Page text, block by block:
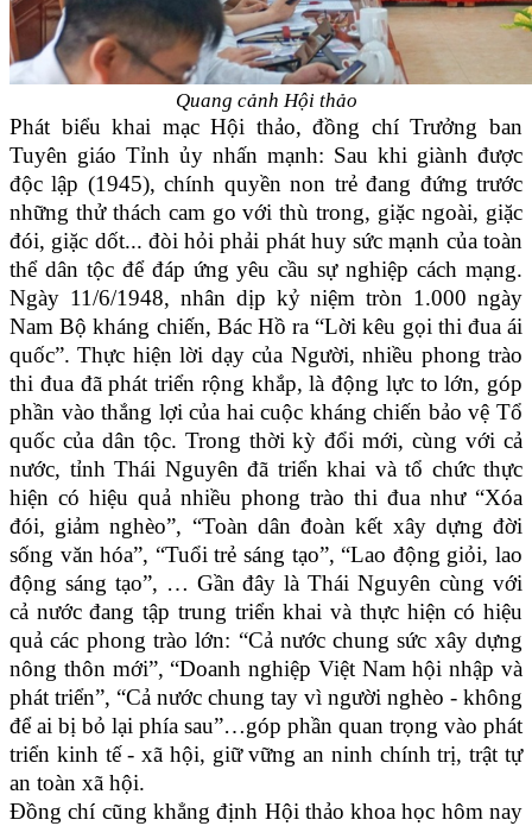
Quang cảnh Hội thảo
Phát biểu khai mạc Hội thảo, đồng chí Trưởng ban
Tuyên giáo Tỉnh ủy nhấn mạnh: Sau khi giành được
độc lập (1945), chính quyền non trẻ đang đứng trước
những thử thách cam go với thù trong, giặc ngoài, giặc
đói, giặc dốt... đòi hỏi phải phát huy sức mạnh của toàn
thể dân tộc để đáp ứng yêu cầu sự nghiệp cách mạng.
Ngày 11/6/1948, nhân dịp kỷ niệm tròn 1.000 ngày
Nam Bộ kháng chiến, Bác Hồ ra “Lời kêu gọi thi đua ái
quốc”. Thực hiện lời dạy của Người, nhiều phong trào
thi đua đã phát triển rộng khắp, là động lực to lớn, góp
phần vào thắng lợi của hai cuộc kháng chiến bảo vệ Tổ
quốc của dân tộc. Trong thời kỳ đổi mới, cùng với cả
nước, tỉnh Thái Nguyên đã triển khai và tổ chức thực
hiện có hiệu quả nhiều phong trào thi đua như “Xóa
đói, giảm nghèo”, “Toàn dân đoàn kết xây dựng đời
sống văn hóa”, “Tuổi trẻ sáng tạo”, “Lao động giỏi, lao
động sáng tạo”, … Gần đây là Thái Nguyên cùng với
cả nước đang tập trung triển khai và thực hiện có hiệu
quả các phong trào lớn: “Cả nước chung sức xây dựng
nông thôn mới”, “Doanh nghiệp Việt Nam hội nhập và
phát triển”, “Cả nước chung tay vì người nghèo - không
để ai bị bỏ lại phía sau”…góp phần quan trọng vào phát
triển kinh tế - xã hội, giữ vững an ninh chính trị, trật tự
an toàn xã hội.
Đồng chí cũng khẳng định Hội thảo khoa học hôm nay